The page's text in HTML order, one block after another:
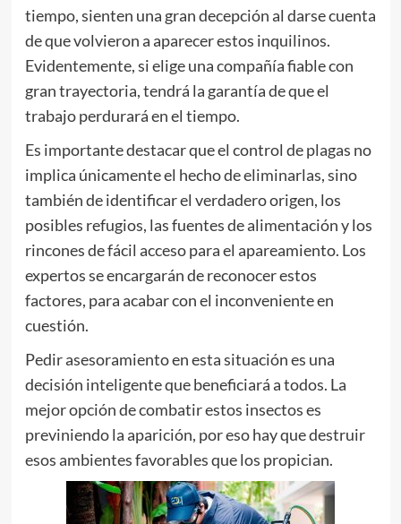
tiempo, sienten una gran decepción al darse cuenta
de que volvieron a aparecer estos inquilinos.
Evidentemente, si elige una compañía fiable con
gran trayectoria, tendrá la garantía de que el
trabajo perdurará en el tiempo.
Es importante destacar que el control de plagas no
implica únicamente el hecho de eliminarlas, sino
también de identificar el verdadero origen, los
posibles refugios, las fuentes de alimentación y los
rincones de fácil acceso para el apareamiento. Los
expertos se encargarán de reconocer estos
factores, para acabar con el inconveniente en
cuestión.
Pedir asesoramiento en esta situación es una
decisión inteligente que beneficiará a todos. La
mejor opción de combatir estos insectos es
previniendo la aparición, por eso hay que destruir
esos ambientes favorables que los propician.